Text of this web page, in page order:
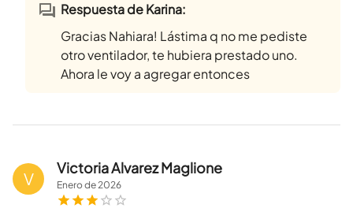
Respuesta de Karina:
Gracias Nahiara! Lástima q no me pediste
otro ventilador, te hubiera prestado uno.
Ahora le voy a agregar entonces
V
Victoria Alvarez Maglione
Enerode2026